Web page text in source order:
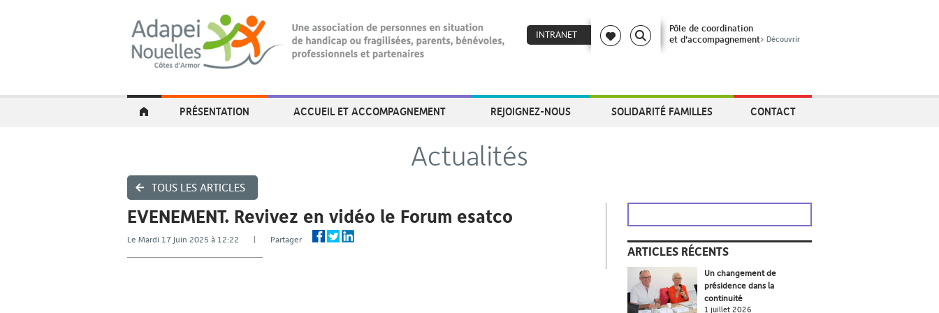
INTRANET
Pôle de coordination
et d’accompagnement> Découvrir
PRÉSENTATION ACCUEIL ET ACCOMPAGNEMENT REJOIGNEZ-NOUS SOLIDARITÉ FAMILLES CONTACT
TOUS LES ARTICLES
Actualités
EVENEMENT. Revivez en vidéo le Forum esatco
Le Mardi 17 Juin 2025 à 12:22 | Partager
ARTICLES RÉCENTS
Un changement de
présidence dans la
continuité
1 juillet 2026